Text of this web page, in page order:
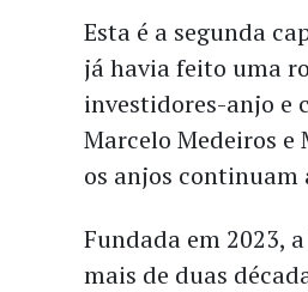
Esta é a segunda
já havia feito uma
investidores-anjo e
Marcelo Medeiros e
os anjos continuam
Fundada em 2023,
mais de duas